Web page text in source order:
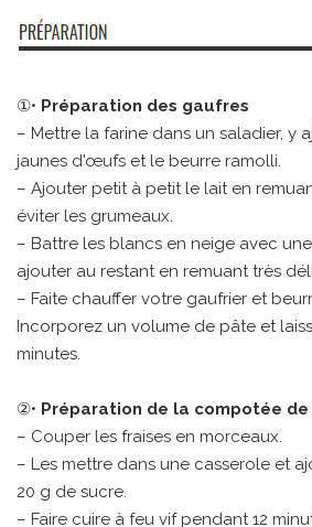
①• Préparation des gaufres
– Mettre la farine dans un saladier, y
jaunes d'œufs et le beurre ramolli.
– Ajouter petit à petit le lait en
éviter les grumeaux.
– Battre les blancs en neige avec
ajouter au restant en remuant très
– Faite chauffer votre gaufrier et
Incorporez un volume de pâte et
minutes.
②• Préparation de la compotée
– Couper les fraises en morceaux.
– Les mettre dans une casserole et
20 g de sucre.
– Faire cuire à feu vif pendant 12